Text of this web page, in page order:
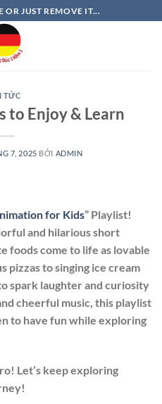
OR JUST REMOVE IT...
TỨC
to Enjoy & Learn
7, 2025 BỞI ADMIN
for Kids” Playlist!
and hilarious short
foods come to life as lovable
pizzas to singing ice cream
spark laughter and curiosity
cheerful music, this playlist
to have fun while exploring
Let’s keep exploring